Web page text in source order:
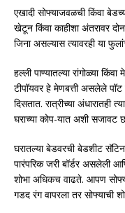
एखादी सोफ्याजवळची किंवा
खेटून किंवा काहीशा अंतरावर
जिना असल्यास त्यावरही या
हल्ली पाण्यातल्या रांगोळ्या
टीपॉयवर हे मेणबत्ती असलेले
दिसतात. रात्रीच्या अंधारातही
घराच्या कोप-यात अशी सजावट
घरातल्या बेडवरची बेडशीट
पारंपरिक जरी बॉर्डर असलेली
शोभा अधिकच वाढते. आपण
गडद रंग वापरला तर सोफ्याची